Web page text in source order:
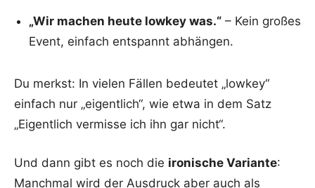
„Wir machen heute lowkey was.“ – Kein großes
Event, einfach entspannt abhängen.
Du merkst: In vielen Fällen bedeutet „lowkey“
einfach nur „eigentlich“, wie etwa in dem Satz
„Eigentlich vermisse ich ihn gar nicht“.
Und dann gibt es noch die ironische Variante:
Manchmal wird der Ausdruck aber auch als